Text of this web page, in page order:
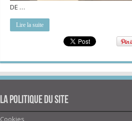
DE …
Lire la suite
La politique du site
Cookies